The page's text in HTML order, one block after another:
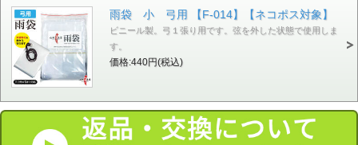
雨袋 小 弓用 【F-014】【ネコポス対象】
ビニール製。弓１張り用です。弦を外した状態で使用しま
す。
価格:440円(税込)